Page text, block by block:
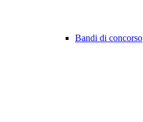
Bandi di concorso